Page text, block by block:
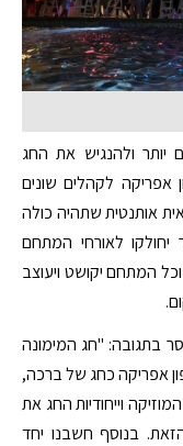
יותר ולהנגיש את החג
אפריקה לקהלים שונים
אותנטית שתהיה כולה
לאורחי המתחם
המתחם יקושט ויעוצב
בתגובה: "חג המימונה
אפריקה כחג של ברכה,
וייחודיות החג את
בנוסף חשבנו יחד